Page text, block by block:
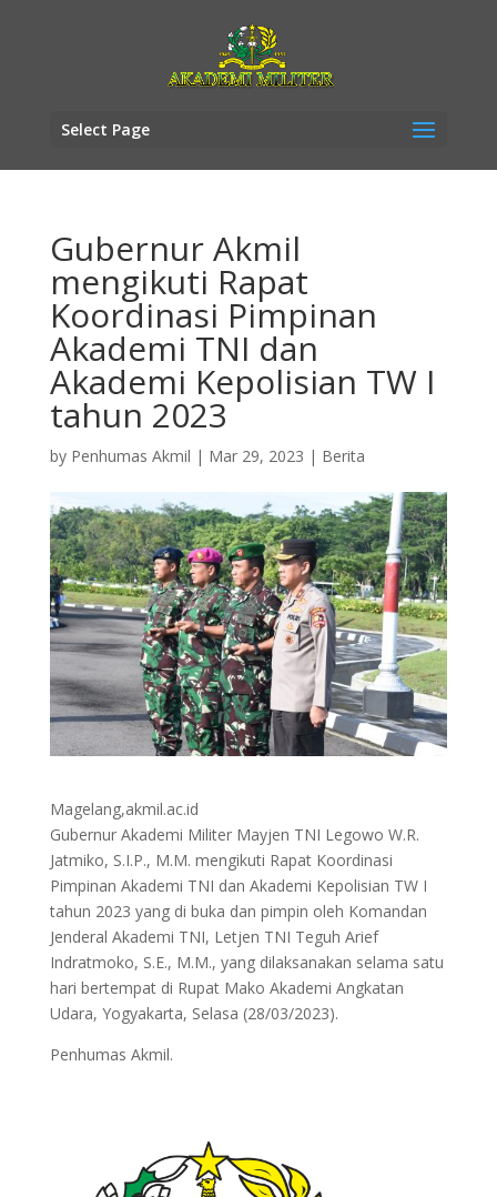
Select Page
Gubernur Akmil
mengikuti Rapat
Koordinasi Pimpinan
Akademi TNI dan
Akademi Kepolisian TW I
tahun 2023
by Penhumas Akmil | Mar 29, 2023 | Berita
Magelang,akmil.ac.id
Gubernur Akademi Militer Mayjen TNI Legowo W.R.
Jatmiko, S.I.P., M.M. mengikuti Rapat Koordinasi
Pimpinan Akademi TNI dan Akademi Kepolisian TW I
tahun 2023 yang di buka dan pimpin oleh Komandan
Jenderal Akademi TNI, Letjen TNI Teguh Arief
Indratmoko, S.E., M.M., yang dilaksanakan selama satu
hari bertempat di Rupat Mako Akademi Angkatan
Udara, Yogyakarta, Selasa (28/03/2023).
Penhumas Akmil.